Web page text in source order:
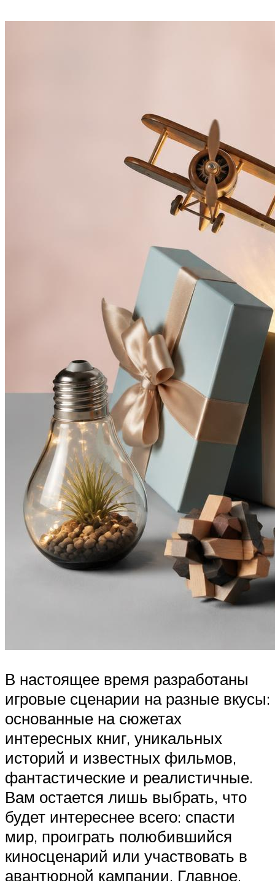
В настоящее время разработаны
игровые сценарии на разные вкусы:
основанные на сюжетах
интересных книг, уникальных
историй и известных фильмов,
фантастические и реалистичные.
Вам остается лишь выбрать, что
будет интереснее всего: спасти
мир, проиграть полюбившийся
киносценарий или участвовать в
авантюрной кампании. Главное,